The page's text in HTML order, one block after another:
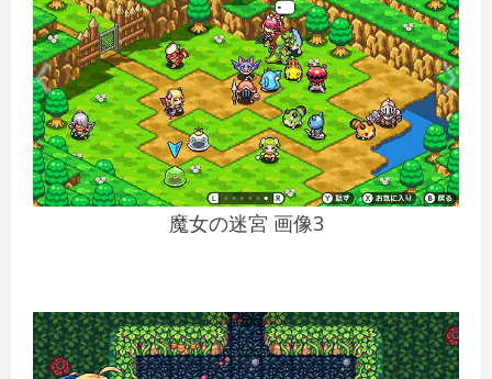
魔女の迷宮 画像3